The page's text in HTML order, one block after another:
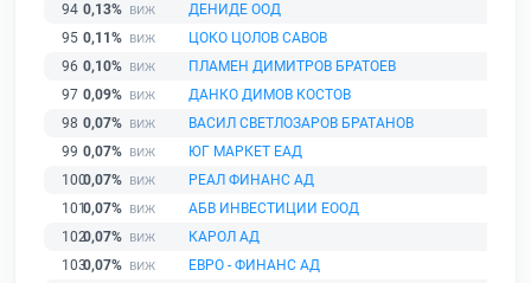
94 0,13%
ДЕНИДЕ ООД
95 0,11%
ЦОКО ЦОЛОВ САВОВ
96 0,10%
ПЛАМЕН ДИМИТРОВ БРАТОЕВ
97 0,09%
ДАНКО ДИМОВ КОСТОВ
98 0,07%
ВАСИЛ СВЕТЛОЗАРОВ БРАТАНОВ
99 0,07%
ЮГ МАРКЕТ ЕАД
1000,07%
РЕАЛ ФИНАНС АД
1010,07%
АБВ ИНВЕСТИЦИИ ЕООД
1020,07%
КАРОЛ АД
1030,07%
ЕВРО - ФИНАНС АД